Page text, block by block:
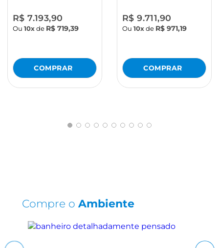
R$ 7.193,90
Ou 10xde R$ 719,39
R$ 9.711,90
Ou 10xde R$ 971,19
Compre o Ambiente